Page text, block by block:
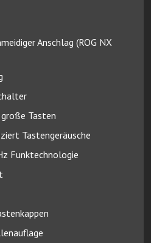
Anschlag (ROG NX
Tasten
Tastengeräusche
Funktechnologie